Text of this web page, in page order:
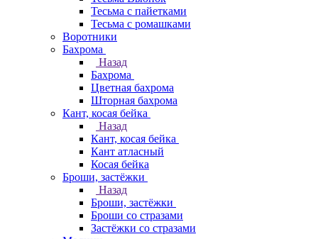
Тесьма с пайетками
Тесьма с ромашками
Воротники
Бахрома
Назад
Бахрома
Цветная бахрома
Шторная бахрома
Кант, косая бейка
Назад
Кант, косая бейка
Кант атласный
Косая бейка
Броши, застёжки
Назад
Броши, застёжки
Броши со стразами
Застёжки со стразами